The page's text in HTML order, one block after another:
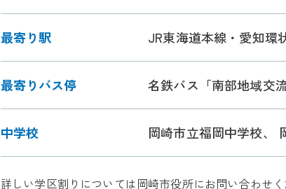
最寄り駅 JR東海道本線・愛知環
最寄りバス停 名鉄バス「南部地域交
中学校 岡崎市立福岡中学校、
詳しい学区割りについては岡崎市役所にお問い合わせく